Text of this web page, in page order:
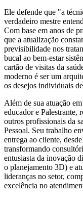
Ele defende que "a
verdadeiro mestre
Com base em anos de
que a atualização
previsibilidade nos
bucal ao bem-estar
cartão de visitas da
moderno é ser um
os desejos individuais
Além de sua atuação
educador e Palestrante,
outros profissionais da
Pessoal. Seu trabalho
entrega ao cliente,
transformando
entusiasta da inovação
o planejamento 3D) e
lideranças no setor,
excelência no